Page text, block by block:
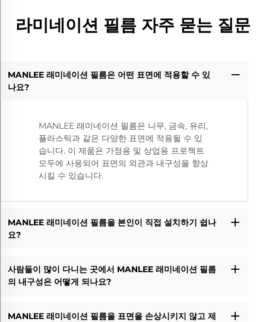
라미네이션 필름 자주 묻는 질문
MANLEE 래미네이션 필름은 어떤 표면에 적용할 수 있
나요?
MANLEE 래미네이션 필름은 나무, 금속, 유리,
플라스틱과 같은 다양한 표면에 적용될 수 있
습니다. 이 제품은 가정용 및 상업용 프로젝트
모두에 사용되어 표면의 외관과 내구성을 향상
시킬 수 있습니다.
MANLEE 래미네이션 필름을 본인이 직접 설치하기 쉽나
요?
사람들이 많이 다니는 곳에서 MANLEE 래미네이션 필름
의 내구성은 어떻게 되나요?
MANLEE 래미네이션 필름을 표면을 손상시키지 않고 제